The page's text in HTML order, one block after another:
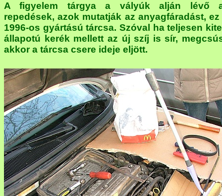
A figyelem tárgya a vályúk alján lévő
repedések, azok mutatják az anyagfáradást, ez
1996-os gyártású tárcsa. Szóval ha teljesen
állapotú kerék mellett az új szíj is sír,
akkor a tárcsa csere ideje eljött.